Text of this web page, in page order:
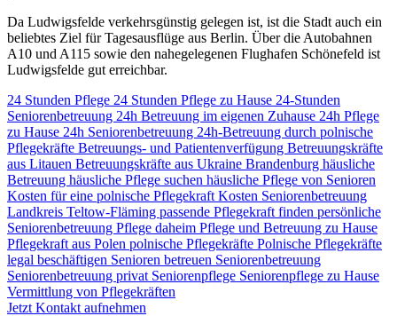
Da Ludwigsfelde verkehrsgünstig gelegen ist, ist die Stadt auch ein
beliebtes Ziel für Tagesausflüge aus Berlin. Über die Autobahnen
A10 und A115 sowie den nahegelegenen Flughafen Schönefeld ist
Ludwigsfelde gut erreichbar.
24 Stunden Pflege 24 Stunden Pflege zu Hause 24-Stunden
Seniorenbetreuung 24h Betreuung im eigenen Zuhause 24h Pflege
zu Hause 24h Seniorenbetreuung 24h-Betreuung durch polnische
Pflegekräfte Betreuungs- und Patientenverfügung Betreuungskräfte
aus Litauen Betreuungskräfte aus Ukraine Brandenburg häusliche
Betreuung häusliche Pflege suchen häusliche Pflege von Senioren
Kosten für eine polnische Pflegekraft Kosten Seniorenbetreuung
Landkreis Teltow-Fläming passende Pflegekraft finden persönliche
Seniorenbetreuung Pflege daheim Pflege und Betreuung zu Hause
Pflegekraft aus Polen polnische Pflegekräfte Polnische Pflegekräfte
legal beschäftigen Senioren betreuen Seniorenbetreuung
Seniorenbetreuung privat Seniorenpflege Seniorenpflege zu Hause
Vermittlung von Pflegekräften
Jetzt Kontakt aufnehmen